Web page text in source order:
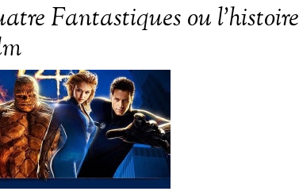
Fantastiques ou l’histoire